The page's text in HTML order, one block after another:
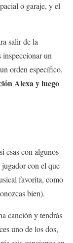
o garaje, y el
salir de la
inspeccionar un
orden específico.
Alexa y luego
esas con algunos
con el que
favorita, como
bien).
canción y tendrás
uno de los dos,